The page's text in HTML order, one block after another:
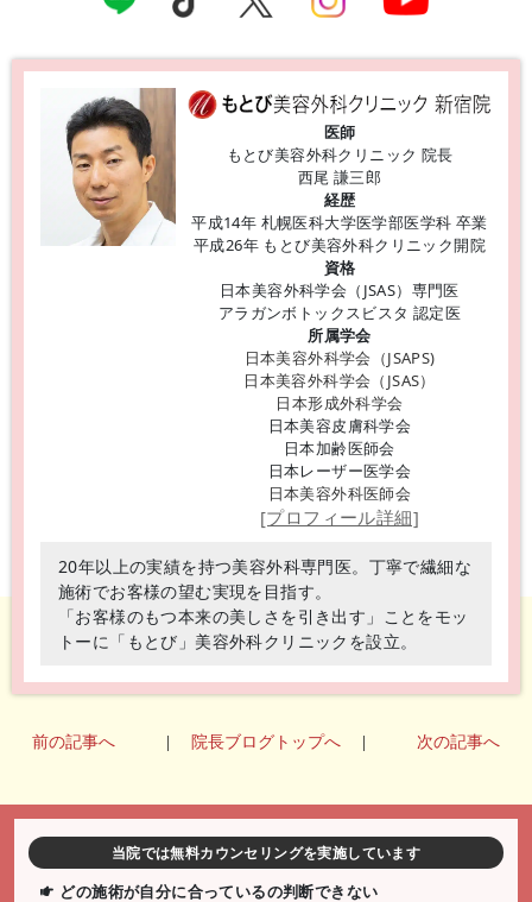
医師
もとび美容外科クリニック 院長
西尾 謙三郎
経歴
平成14年 札幌医科大学医学部医学科 卒業
平成26年 もとび美容外科クリニック開院
資格
日本美容外科学会（JSAS）専門医
アラガンボトックスビスタ 認定医
所属学会
日本美容外科学会（JSAPS)
日本美容外科学会（JSAS）
日本形成外科学会
日本美容皮膚科学会
日本加齢医師会
日本レーザー医学会
日本美容外科医師会
[プロフィール詳細]
20年以上の実績を持つ美容外科専門医。丁寧で繊細な
施術でお客様の望む実現を目指す。
「お客様のもつ本来の美しさを引き出す」ことをモッ
トーに「もとび」美容外科クリニックを設立。
前の記事へ 院長ブログトップへ 次の記事へ
当院では無料カウンセリングを実施しています
どの施術が自分に合っているの判断できない